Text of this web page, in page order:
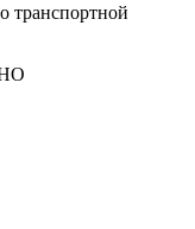
транспортной